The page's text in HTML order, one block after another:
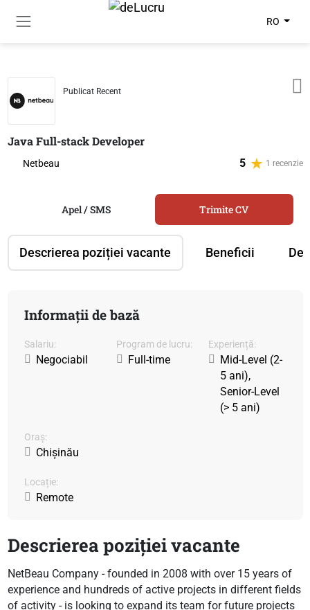
RO
Publicat Recent
Java Full-stack Developer
Netbeau 5 1 recenzie
Descrierea poziției vacante Beneficii
Apel / SMS Trimite CV
Informații de bază
Salariu:
Negociabil
Program de lucru:
Full-time
Experiență:
Mid-Level (2-
5 ani),
Senior-Level
(> 5 ani)
Oraș:
Chișinău
Locație:
Remote
Descrierea poziției vacante
NetBeau Company - founded in 2008 with over 15 years of
experience and hundreds of active projects in different fields
of activity - is looking to expand its team for future projects